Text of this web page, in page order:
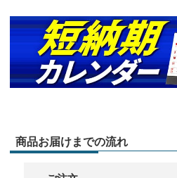
商品お届けまでの流れ